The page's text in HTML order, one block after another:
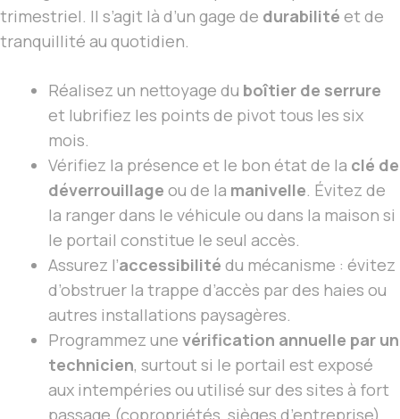
trimestriel. Il s’agit là d’un gage de durabilité et de
tranquillité au quotidien.
Réalisez un nettoyage du boîtier de serrure
et lubrifiez les points de pivot tous les six
mois.
Vérifiez la présence et le bon état de la clé de
déverrouillage ou de la manivelle. Évitez de
la ranger dans le véhicule ou dans la maison si
le portail constitue le seul accès.
Assurez l’accessibilité du mécanisme : évitez
d’obstruer la trappe d’accès par des haies ou
autres installations paysagères.
Programmez une vérification annuelle par un
technicien, surtout si le portail est exposé
aux intempéries ou utilisé sur des sites à fort
passage (copropriétés, sièges d’entreprise).